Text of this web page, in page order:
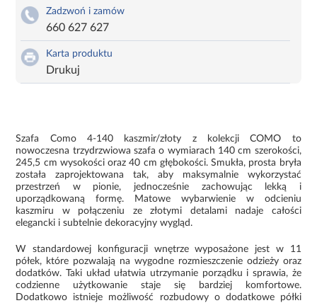
Zadzwoń i zamów
660 627 627
Karta produktu
Drukuj
Szafa Como 4-140 kaszmir/złoty z kolekcji COMO to
nowoczesna trzydrzwiowa szafa o wymiarach 140 cm szerokości,
245,5 cm wysokości oraz 40 cm głębokości. Smukła, prosta bryła
została zaprojektowana tak, aby maksymalnie wykorzystać
przestrzeń w pionie, jednocześnie zachowując lekką i
uporządkowaną formę. Matowe wybarwienie w odcieniu
kaszmiru w połączeniu ze złotymi detalami nadaje całości
elegancki i subtelnie dekoracyjny wygląd.
W standardowej konfiguracji wnętrze wyposażone jest w 11
półek, które pozwalają na wygodne rozmieszczenie odzieży oraz
dodatków. Taki układ ułatwia utrzymanie porządku i sprawia, że
codzienne użytkowanie staje się bardziej komfortowe.
Dodatkowo istnieje możliwość rozbudowy o dodatkowe półki